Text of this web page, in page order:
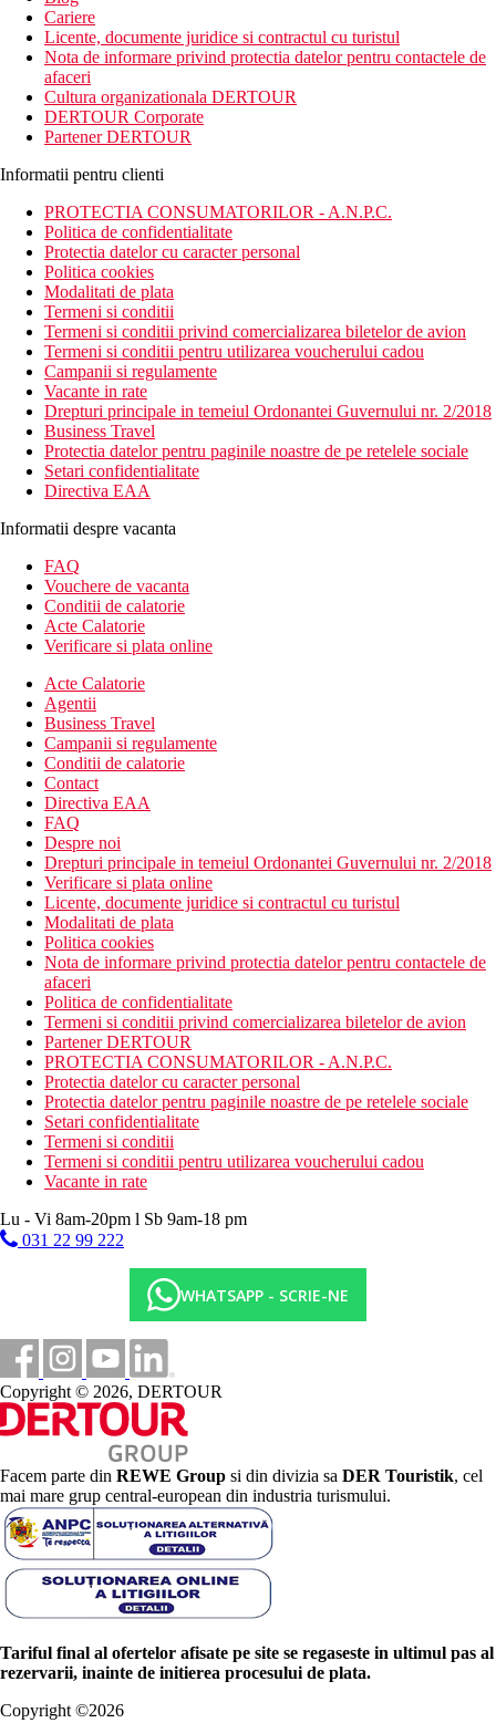
Cariere
Licente, documente juridice si contractul cu turistul
Nota de informare privind protectia datelor pentru contactele de
afaceri
Cultura organizationala DERTOUR
DERTOUR Corporate
Partener DERTOUR
Informatii pentru clienti
PROTECTIA CONSUMATORILOR - A.N.P.C.
Politica de confidentialitate
Protectia datelor cu caracter personal
Politica cookies
Modalitati de plata
Termeni si conditii
Termeni si conditii privind comercializarea biletelor de avion
Termeni si conditii pentru utilizarea voucherului cadou
Campanii si regulamente
Vacante in rate
Drepturi principale in temeiul Ordonantei Guvernului nr. 2/2018
Business Travel
Protectia datelor pentru paginile noastre de pe retelele sociale
Setari confidentialitate
Directiva EAA
Informatii despre vacanta
FAQ
Vouchere de vacanta
Conditii de calatorie
Acte Calatorie
Verificare si plata online
Acte Calatorie
Agentii
Business Travel
Campanii si regulamente
Conditii de calatorie
Contact
Directiva EAA
FAQ
Despre noi
Drepturi principale in temeiul Ordonantei Guvernului nr. 2/2018
Verificare si plata online
Licente, documente juridice si contractul cu turistul
Modalitati de plata
Politica cookies
Nota de informare privind protectia datelor pentru contactele de
afaceri
Politica de confidentialitate
Termeni si conditii privind comercializarea biletelor de avion
Partener DERTOUR
PROTECTIA CONSUMATORILOR - A.N.P.C.
Protectia datelor cu caracter personal
Protectia datelor pentru paginile noastre de pe retelele sociale
Setari confidentialitate
Termeni si conditii
Termeni si conditii pentru utilizarea voucherului cadou
Vacante in rate
Lu - Vi 8am-20pm l Sb 9am-18 pm
031 22 99 222
WHATSAPP - SCRIE-NE
Copyright © 2026, DERTOUR
Facem parte din REWE Group si din divizia sa DER Touristik, cel
mai mare grup central-european din industria turismului.
Tariful final al ofertelor afisate pe site se regaseste in ultimul pas al
rezervarii, inainte de initierea procesului de plata.
Copyright ©2026